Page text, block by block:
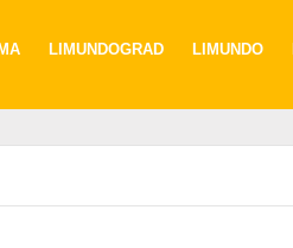
LIMUNDOGRAD LIMUNDO